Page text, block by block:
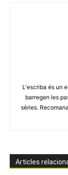
L'escriba és un
barregen les
sèries.
Articles